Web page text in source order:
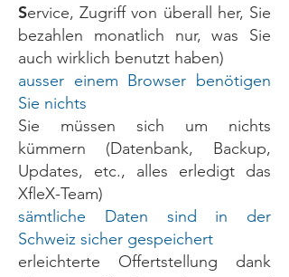
Service, Zugriff von überall her, Sie
bezahlen monatlich nur, was Sie
auch wirklich benutzt haben)
ausser einem Browser benötigen
Sie nichts
Sie müssen sich um nichts
kümmern (Datenbank, Backup,
Updates, etc., alles erledigt das
XfleX-Team)
sämtliche Daten sind in der
Schweiz sicher gespeichert
erleichterte Offertstellung dank